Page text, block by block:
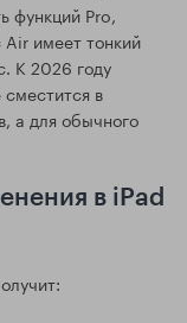
функций Pro,
имеет тонкий
К 2026 году
в
а для обычного
в iPad